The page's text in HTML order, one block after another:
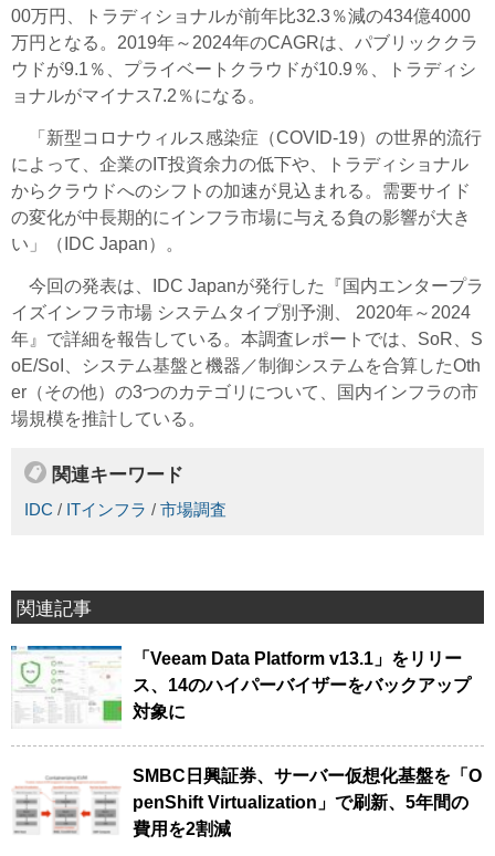
00万円、トラディショナルが前年比32.3％減の434億4000
万円となる。2019年～2024年のCAGRは、パブリッククラ
ウドが9.1％、プライベートクラウドが10.9％、トラディシ
ョナルがマイナス7.2％になる。
「新型コロナウィルス感染症（COVID-19）の世界的流行
によって、企業のIT投資余力の低下や、トラディショナル
からクラウドへのシフトの加速が見込まれる。需要サイド
の変化が中長期的にインフラ市場に与える負の影響が大き
い」（IDC Japan）。
今回の発表は、IDC Japanが発行した『国内エンタープラ
イズインフラ市場 システムタイプ別予測、 2020年～2024
年』で詳細を報告している。本調査レポートでは、SoR、S
oE/SoI、システム基盤と機器／制御システムを合算したOth
er（その他）の3つのカテゴリについて、国内インフラの市
場規模を推計している。
関連キーワード
IDC / ITインフラ / 市場調査
関連記事
「Veeam Data Platform v13.1」をリリー
ス、14のハイパーバイザーをバックアップ
対象に
SMBC日興証券、サーバー仮想化基盤を「O
penShift Virtualization」で刷新、5年間の
費用を2割減